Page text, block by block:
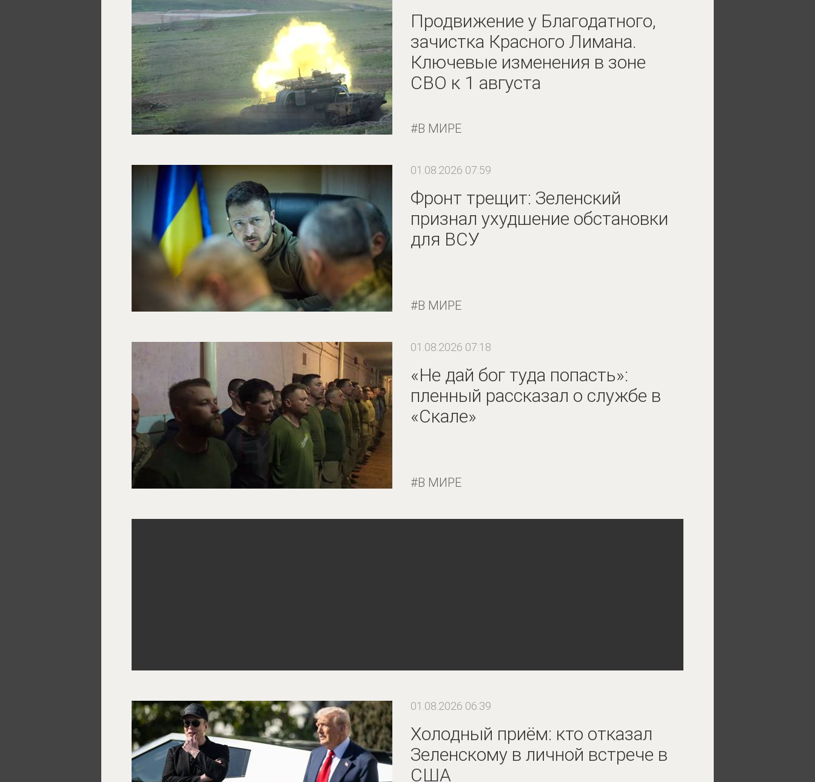
Продвижение у Благодатного,
зачистка Красного Лимана.
Ключевые изменения в зоне
СВО к 1 августа
В МИРЕ
01.08.2026 07:59
Фронт трещит: Зеленский
признал ухудшение обстановки
для ВСУ
В МИРЕ
01.08.2026 07:18
«Не дай бог туда попасть»:
пленный рассказал о службе в
«Скале»
В МИРЕ
01.08.2026 06:39
Холодный приём: кто отказал
Зеленскому в личной встрече в
США